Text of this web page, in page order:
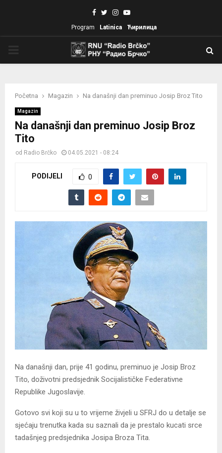
Facebook
TwitterInstagram
Youtube
Program Latinica Ћирилица
Početna Magazin Na današnji dan preminuo Josip Broz Tito
Magazin
Na današnji dan preminuo Josip Broz
Tito
od Radio Brčko 04.05.2021 - 08:24
PODIJELI 0
Na današnji dan, prije 41 godinu, preminuo je Josip Broz
Tito, doživotni predsjednik Socijalističke Federativne
Republike Jugoslavije.
Gotovo svi koji su u to vrijeme živjeli u SFRJ do u detalje se
sjećaju trenutka kada su saznali da je prestalo kucati srce
tadašnjeg predsjednika Josipa Broza Tita.